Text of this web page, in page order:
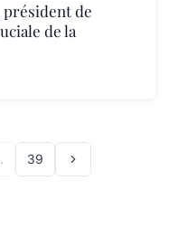
président de
de la
39